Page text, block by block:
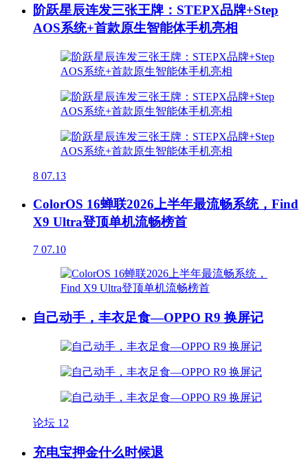
阶跃星辰连发三张王牌：STEPX品牌+Step
AOS系统+首款原生智能体手机亮相
8 07.13
ColorOS 16蝉联2026上半年最流畅系统，Find
X9 Ultra登顶单机流畅榜首
7 07.10
自己动手，丰衣足食—OPPO R9 换屏记
论坛 12
充电宝押金什么时候退